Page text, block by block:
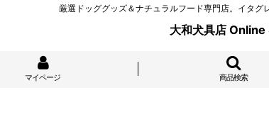
厳選ドッググッズ＆ナチュラルフード専門店。イタグ
大和犬具店
マイページ 商品検索